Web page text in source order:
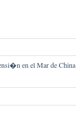
en el Mar de China